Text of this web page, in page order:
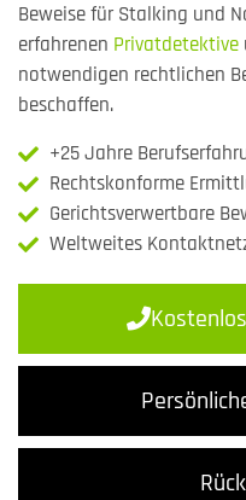
Beweise für Stalking und
erfahrenen Privatdetektive
notwendigen rechtlichen
beschaffen.
+25 Jahre
Rechtskonforme
Gerichtsverwertbare
Weltweites